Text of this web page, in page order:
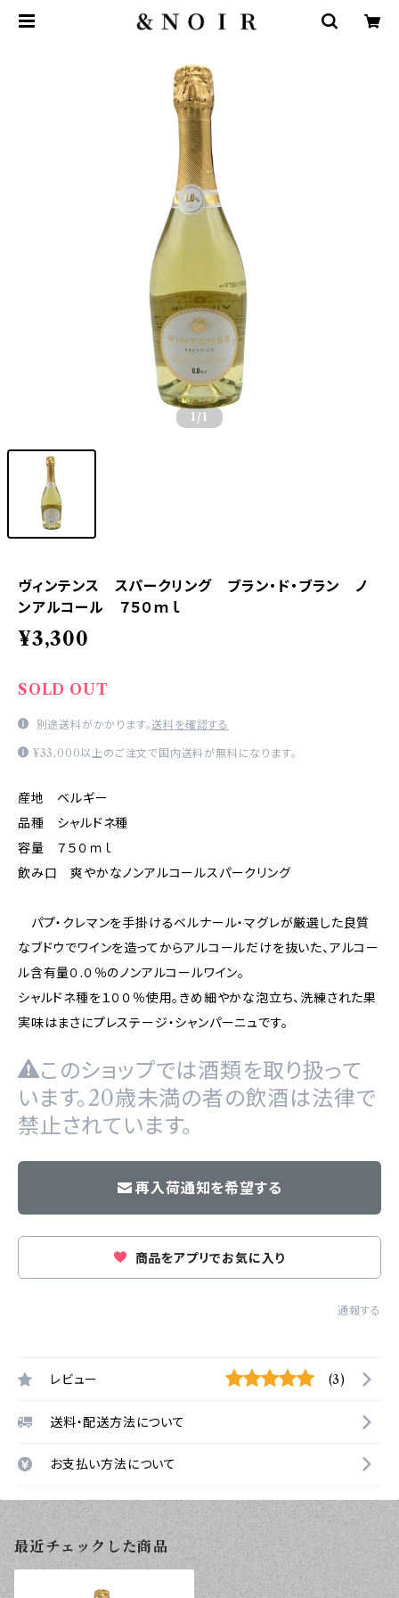
1 /1
ヴィンテンス スパークリング ブラン・ド・ブラン ノ
ンアルコール ７５０ｍｌ
¥3,300
SOLD OUT
別途送料がかかります。送料を確認する
¥33,000以上のご注文で国内送料が無料になります。
産地 ベルギー
品種 シャルドネ種
容量 ７５０ｍｌ
飲み口 爽やかなノンアルコールスパークリング
パプ・クレマンを手掛けるベルナール・マグレが厳選した良質
なブドウでワインを造ってからアルコールだけを抜いた、アルコー
ル含有量０.０％のノンアルコールワイン。
シャルドネ種を１００％使用。きめ細やかな泡立ち、洗練された果
実味はまさにプレステージ・シャンパーニュです。
このショップでは酒類を取り扱って
います。20歳未満の者の飲酒は法律で
禁止されています。
再入荷通知を希望する
商品をアプリでお気に入り
通報する
レビュー (3)
送料・配送方法について
お支払い方法について
最近チェックした商品